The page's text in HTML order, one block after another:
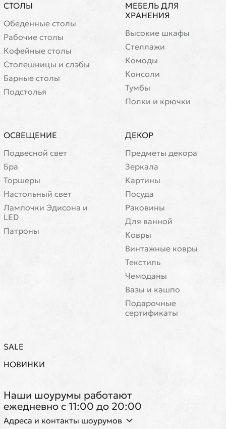
СТОЛЫ
Обеденные столы
Рабочие столы
Кофейные столы
Cтолешницы и слэбы
Барные столы
Подстолья
МЕБЕЛЬ ДЛЯ
ХРАНЕНИЯ
Высокие шкафы
Стеллажи
Комоды
Консоли
Тумбы
Полки и крючки
ОСВЕЩЕНИЕ
Подвесной свет
Бра
Торшеры
Настольный свет
Лампочки Эдисона и
LED
Патроны
ДЕКОР
Предметы декора
Зеркала
Картины
Посуда
Раковины
Для ванной
Ковры
Винтажные ковры
Текстиль
Чемоданы
Вазы и кашпо
Подарочные
сертификаты
SALE
НОВИНКИ
Наши шоурумы работают
ежедневно с 11:00 до 20:00
Адреса и контакты шоурумов